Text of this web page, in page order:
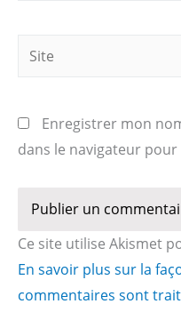
Site
Enregistrer mon
dans le navigateur
Ce site utilise Akismet
En savoir plus sur la
commentaires sont